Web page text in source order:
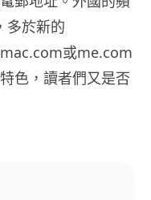
多於新的
或me.com
色，讀者們又是否